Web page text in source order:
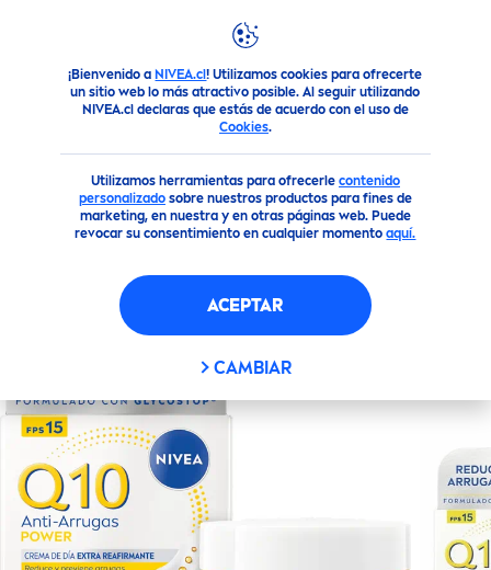
¡Bienvenido a NIVEA.cl! Utilizamos cookies para ofrecerte
un sitio web lo más atractivo posible. Al seguir utilizando
NIVEA.cl declaras que estás de acuerdo con el uso de
Cookies.
Utilizamos herramientas para ofrecerle contenido
personalizadosobre nuestros productos para fines de
marketing, en nuestra y en otras páginas web. Puede
revocar su consentimiento en cualquier momentoaquí.
ACEPTAR
CAMBIAR
Productos Facial Hidratación Cremas de Día
(3)
NIVEAQ10 POWER ANTI-
ARRUGAS EXTRA
FPS15